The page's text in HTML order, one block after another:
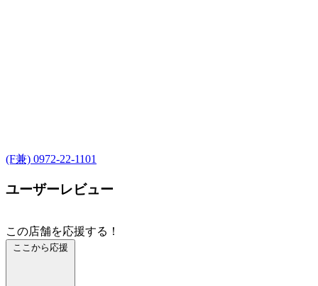
(F兼) 0972-22-1101
ユーザーレビュー
この店舗を応援する！
ここから応援